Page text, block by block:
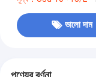
ভালো দাম